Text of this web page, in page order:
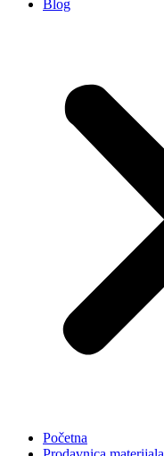
Blog
Početna